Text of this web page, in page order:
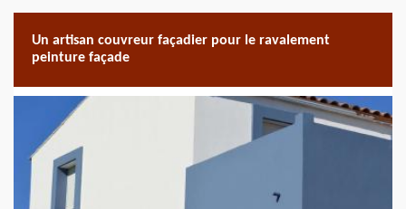
Un artisan couvreur façadier pour le ravalement
peinture façade